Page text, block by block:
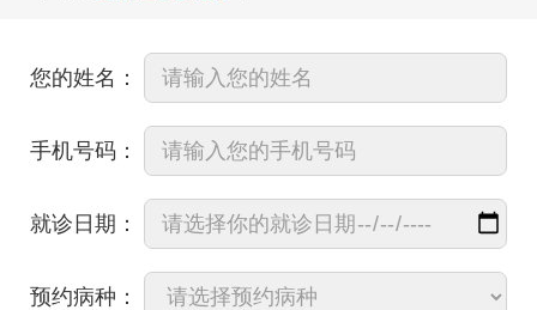
您的姓名：
手机号码：
就诊日期：
预约病种：